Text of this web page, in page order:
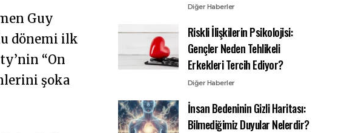
Guy
dönemi ilk
“On
şoka
Diğer Haberler
Riskli İlişkilerin Psikolojisi:
Gençler Neden Tehlikeli
Erkekleri Tercih Ediyor?
Diğer Haberler
İnsan Bedeninin Gizli Haritası:
Bilmediğimiz Duyular Nelerdir?